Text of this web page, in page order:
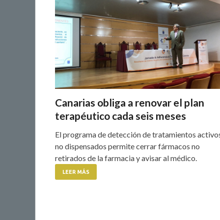
Canarias obliga a renovar el plan
terapéutico cada seis meses
El programa de detección de tratamientos
no dispensados permite cerrar fármacos no
retirados de la farmacia y avisar al médico.
LEER MÁS